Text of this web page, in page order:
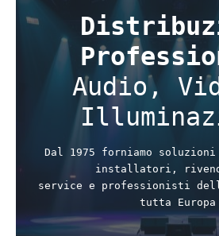
Audio,
Dal 1975 forniamo
installatori,
service e professionisti
tutta Europa